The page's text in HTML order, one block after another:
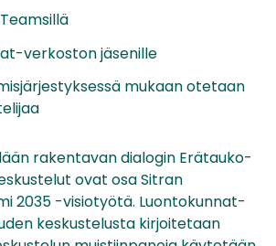
verkoston jäsenille
mukaan otetaan
rakentavan dialogin Erätauko-
ovat osa Sitran
2035 -visiotyötä. Luontokunnat-
keskustelusta kirjoitetaan